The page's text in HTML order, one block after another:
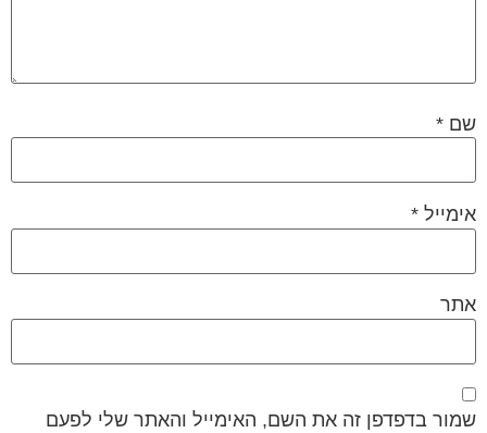
שם *
אימייל *
אתר
שמור בדפדפן זה את השם, האימייל והאתר שלי לפעם